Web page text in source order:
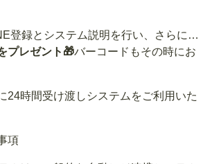
登録とシステム説明を行い、さらに…
プレゼント🎁バーコードもその時にお
24時間受け渡しシステムをご利用いた
項